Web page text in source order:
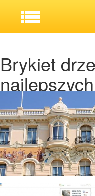
Brykiet
rynku